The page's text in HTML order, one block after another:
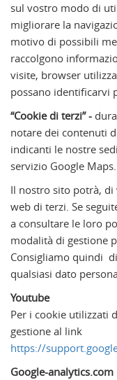
sul vostro modo di
migliorare la
motivo di possibili
raccolgono
visite, browser
possano identificarvi
“Cookie di terzi” -
notare dei contenuti
indicanti le nostre
servizio Google Maps.
Il nostro sito potrà,
web di terzi. Se
a consultare le loro
modalità di gestione
Consigliamo quindi
qualsiasi dato
Youtube
Per i cookie utilizzati
gestione al link
https://
Google-analytics.com